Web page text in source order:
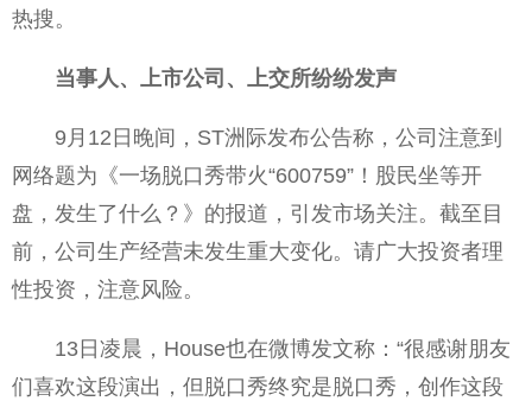
热搜。
当事人、上市公司、上交所纷纷发声
9月12日晚间，ST洲际发布公告称，公司注意到
网络题为《一场脱口秀带火“600759”！股民坐等开
盘，发生了什么？》的报道，引发市场关注。截至目
前，公司生产经营未发生重大变化。请广大投资者理
性投资，注意风险。
13日凌晨，House也在微博发文称：“很感谢朋友
们喜欢这段演出，但脱口秀终究是脱口秀，创作这段